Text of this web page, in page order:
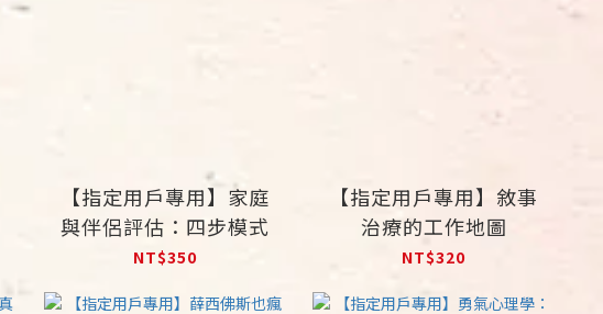
【指定用戶專用】家庭
與伴侶評估：四步模式
NT$350
【指定用戶專用】敘事
治療的工作地圖
NT$320